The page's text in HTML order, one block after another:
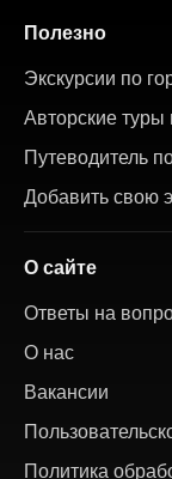
Полезно
Экскурсии по
Авторские туры
Путеводитель
Добавить свою
О сайте
Ответы на
О нас
Вакансии
Политика